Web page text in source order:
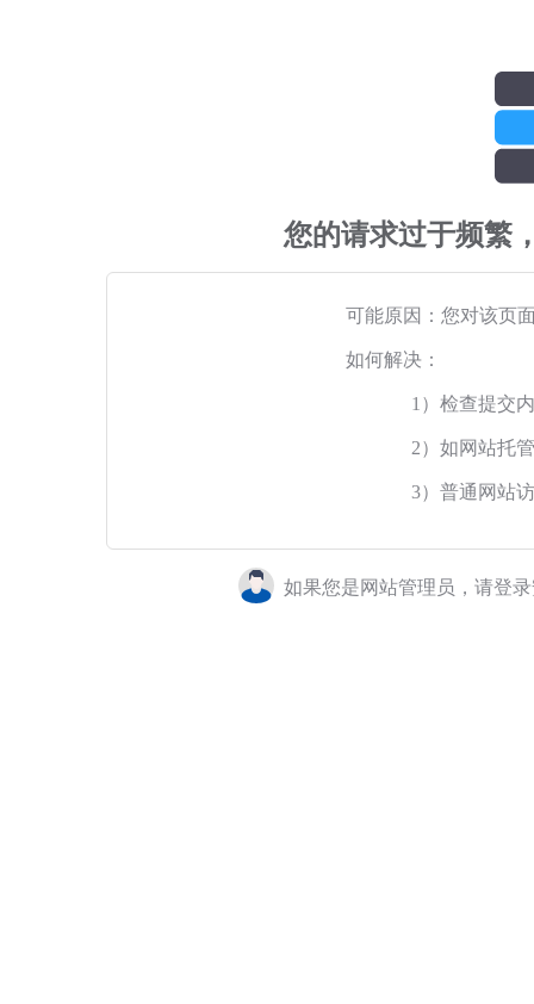
您的请求过于频繁
可能原因：您对该页
如何解决：
1）检查提交
2）如网站托
3）普通网站
如果您是网站管理员，请登